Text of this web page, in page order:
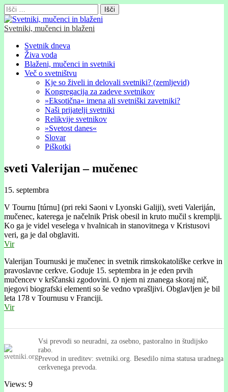
Išči:
Svetniki, mučenci in blaženi
Glavni
meni
Skip
content
Svetnik dneva
Živa voda
Blaženi, mučenci in svetniki
Več o svetništvu
Kje so živeli in delovali svetniki? (zemljevid)
Kongregacija za zadeve svetnikov
»Eksotična« imena ali svetniški zavetniki?
Naši prijatelji svetniki
Relikvije svetnikov
»Svetost danes«
Slovar
Piškotki
sveti Valerijan – mučenec
15. septembra
V Tournu [túrnu] (pri reki Saoni v Lyonski Galiji), sveti Valeriján,
mučenec, katerega je načelnik Prisk obesil in kruto mučil s kremplji.
Ko ga je videl veselega v hvalnicah in stanovitnega v Kristusovi
veri, ga je dal obglaviti.
Vir
Valerijan Tournuski je mučenec in svetnik rimskokatoliške cerkve in
pravoslavne cerkve. Goduje 15. septembra in je eden prvih
mučencev v krščanski zgodovini. O njem ni znanega skoraj nič,
njegovi biografski elementi so še vedno vprašljivi. Obglavljen je bil
leta 178 v Tournusu v Franciji.
Vir
Vsi prevodi so neuradni, za osebno, pastoralno in študijsko
rabo.
Prevod in ureditev: svetniki.org. Besedilo nima statusa uradnega
cerkvenega prevoda.
Views: 9